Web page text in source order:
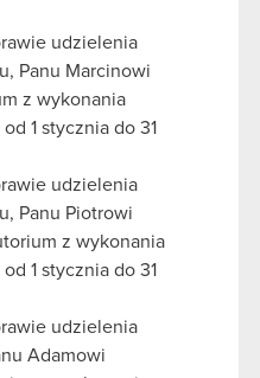
udzielenia
Panu Marcinowi
z wykonania
1 stycznia do 31
udzielenia
Panu Piotrowi
z wykonania
1 stycznia do 31
udzielenia
Adamowi